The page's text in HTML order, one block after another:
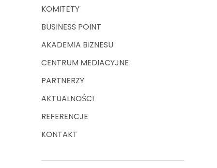
KOMITETY
BUSINESS POINT
AKADEMIA BIZNESU
CENTRUM MEDIACYJNE
PARTNERZY
AKTUALNOŚCI
REFERENCJE
KONTAKT